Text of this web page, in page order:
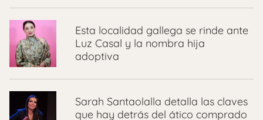
Esta localidad gallega se rinde ante
Luz Casal y la nombra hija
adoptiva
Sarah Santaolalla detalla las claves
que hay detrás del ático comprado